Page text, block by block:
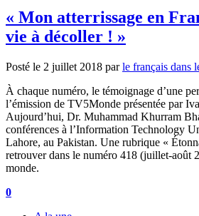
« Mon atterrissage en
vie à décoller ! »
Posté le 2 juillet 2018 par le français dans
À chaque numéro, le témoignage d’une
l’émission de TV5Monde présentée par
Aujourd’hui, Dr. Muhammad Khurram
conférences à l’Information Technology
Lahore, au Pakistan. Une rubrique «
retrouver dans le numéro 418 (juillet-août
monde.
0